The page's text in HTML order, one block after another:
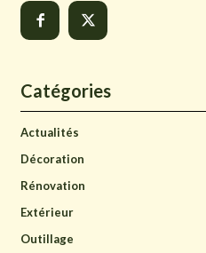
Catégories
Actualités
Décoration
Rénovation
Extérieur
Outillage